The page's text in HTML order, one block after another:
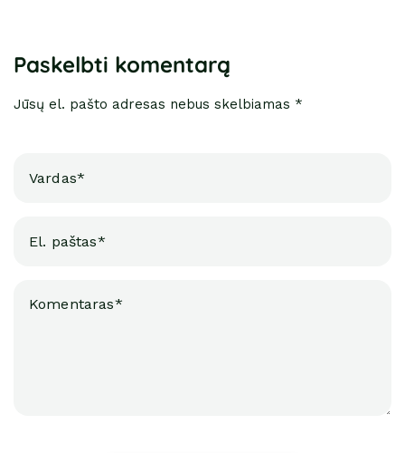
Paskelbti komentarą
Jūsų el. pašto adresas nebus skelbiamas *